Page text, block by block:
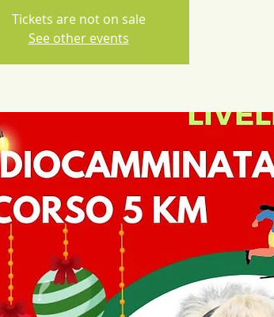
Tickets are not on sale
See other events